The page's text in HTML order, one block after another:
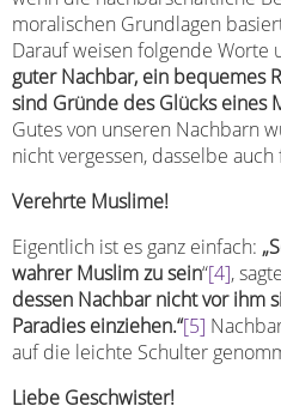
moralischen Grundlagen
Darauf weisen folgende Worte
guter Nachbar, ein bequemes
sind Gründe des Glücks eines
Gutes von unseren Nachbarn
nicht vergessen, dasselbe
Verehrte Muslime!
Eigentlich ist es ganz einfach:
wahrer Muslim zu sein“[4],
dessen Nachbar nicht vor ihm
Paradies einziehen.“[5]
auf die leichte Schulter
Liebe Geschwister!